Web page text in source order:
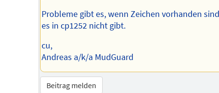
Probleme gibt es, wenn Zeichen vorhanden
es in cp1252 nicht gibt.
cu,
Andreas a/k/a MudGuard
Beitrag melden